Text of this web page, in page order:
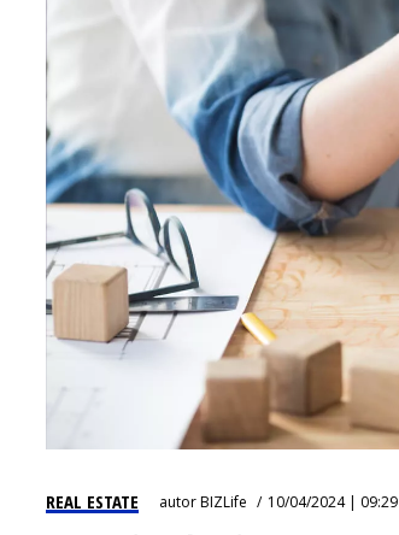
REAL ESTATE autorBIZLife 10/04/2024 | 09:29